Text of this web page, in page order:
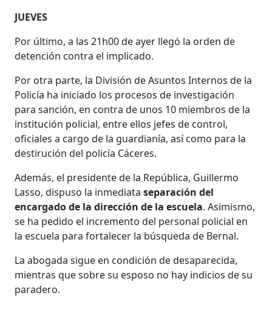
JUEVES
Por último, a las 21h00 de ayer llegó la orden de
detención contra el implicado.
Por otra parte, la División de Asuntos Internos de la
Policía ha iniciado los procesos de investigación
para sanción, en contra de unos 10 miembros de la
institución policial, entre ellos jefes de control,
oficiales a cargo de la guardianía, así como para la
destirución del policía Cáceres.
Además, el presidente de la República, Guillermo
Lasso, dispuso la inmediataseparación del
encargado de la dirección de la escuela. Asimismo,
se ha pedido el incremento del personal policial en
la escuela para fortalecer la búsqueda de Bernal.
La abogada sigue en condición de desaparecida,
mientras que sobre su esposo no hay indicios de su
paradero.